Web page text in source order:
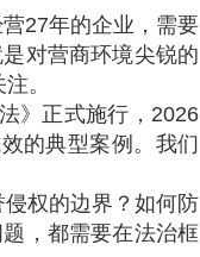
27年的企业，需要
对营商环境尖锐的
。
》正式施行，2026
的典型案例。我们
权的边界？如何防
，都需要在法治框